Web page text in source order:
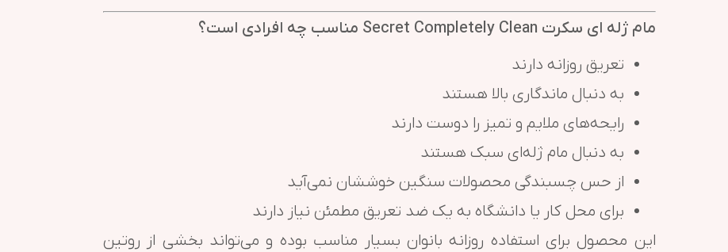
مام ژله ای سکرت Secret Completely Clean مناسب چه افرادی است؟
تعریق روزانه دارند
به دنبال ماندگاری بالا هستند
رایحه‌های ملایم و تمیز را دوست دارند
به دنبال مام ژله‌ای سبک هستند
از حس چسبندگی محصولات سنگین خوششان نمی‌آید
برای محل کار یا دانشگاه به یک ضد تعریق مطمئن نیاز دارند
این محصول برای استفاده روزانه بانوان بسیار مناسب بوده و می‌تواند بخشی از روتین